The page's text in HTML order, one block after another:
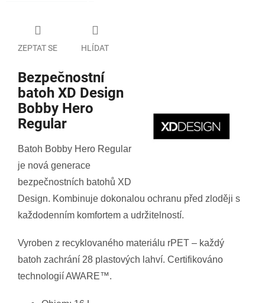
ZEPTAT SE HLÍDAT
Bezpečnostní
batoh XD Design
Bobby Hero
Regular
Batoh Bobby Hero Regular
je nová generace
bezpečnostních batohů XD
Design. Kombinuje dokonalou ochranu před zloději s
každodenním komfortem a udržitelností.
Vyroben z recyklovaného materiálu rPET – každý
batoh zachrání 28 plastových lahví. Certifikováno
technologií AWARE™.